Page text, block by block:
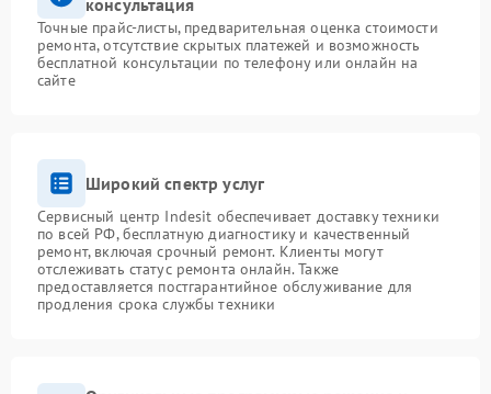
консультация
Точные прайс-листы, предварительная оценка стоимости
ремонта, отсутствие скрытых платежей и возможность
бесплатной консультации по телефону или онлайн на
сайте
Широкий спектр услуг
Сервисный центр Indesit обеспечивает доставку техники
по всей РФ, бесплатную диагностику и качественный
ремонт, включая срочный ремонт. Клиенты могут
отслеживать статус ремонта онлайн. Также
предоставляется постгарантийное обслуживание для
продления срока службы техники